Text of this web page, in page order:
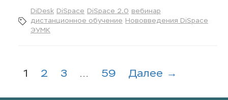
DiDesk DiSpace DiSpace 2.0 вебинар
дистанционное обучение
Нововведения DiSpace
ЭУМК
1 2 3 … 59 Далее →